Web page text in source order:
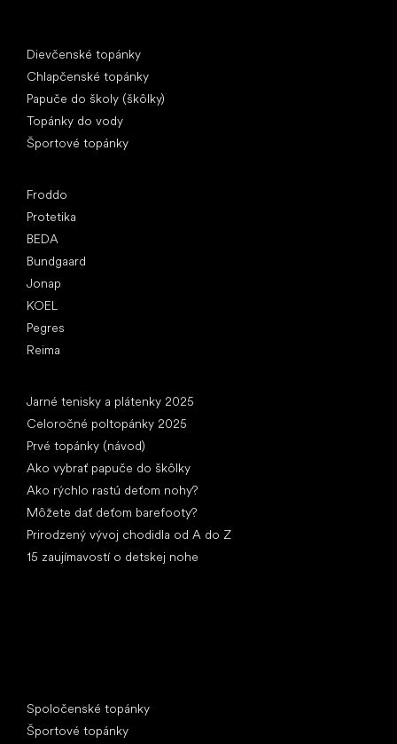
Dievčenské topánky
Chlapčenské topánky
Papuče do školy (škôlky)
Topánky do vody
Športové topánky
Froddo
Protetika
BEDA
Bundgaard
Jonap
KOEL
Pegres
Reima
Jarné tenisky a plátenky 2025
Celoročné poltopánky 2025
Prvé topánky (návod)
Ako vybrať papuče do škôlky
Ako rýchlo rastú deťom nohy?
Môžete dať deťom barefooty?
Prirodzený vývoj chodidla od A do Z
15 zaujímavostí o detskej nohe
Spoločenské topánky
Športové topánky